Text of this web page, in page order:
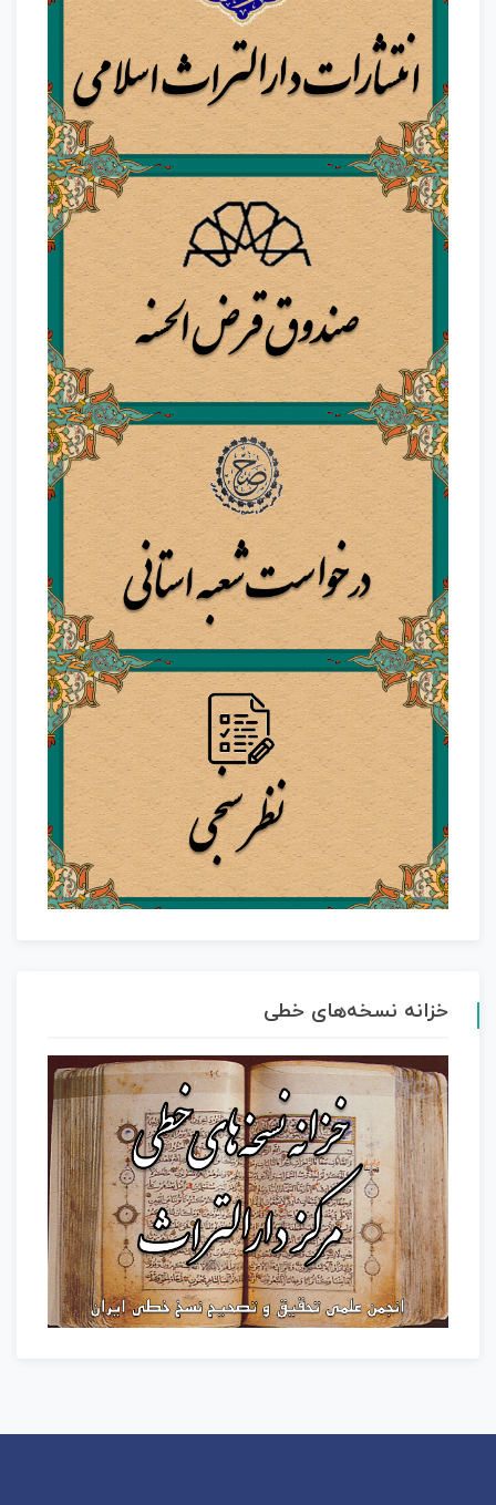
خزانه نسخه‌های خطی